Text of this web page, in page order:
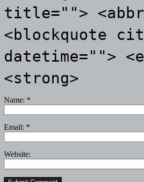
title="">
<blockquote
datetime="">
<strong>
Name: *
Email: *
Website: